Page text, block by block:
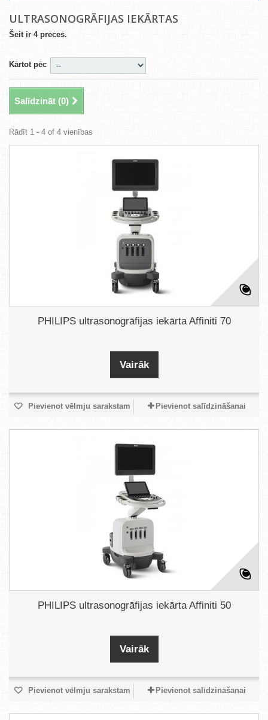
ULTRASONOGRĀFIJAS IEKĀRTAS
Šeit ir 4 preces.
Kārtot pēc
Salīdzināt (0)
Rādīt 1 - 4 of 4 vienības
PHILIPS ultrasonogrāfijas iekārta Affiniti 70
Vairāk
Pievienot vēlmju sarakstam Pievienot salīdzināšanai
PHILIPS ultrasonogrāfijas iekārta Affiniti 50
Vairāk
Pievienot vēlmju sarakstam Pievienot salīdzināšanai